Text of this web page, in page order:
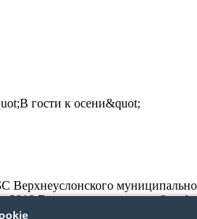
гости к осени&quot;
Верхнеуслонского
- 2018 Все права защищены ©